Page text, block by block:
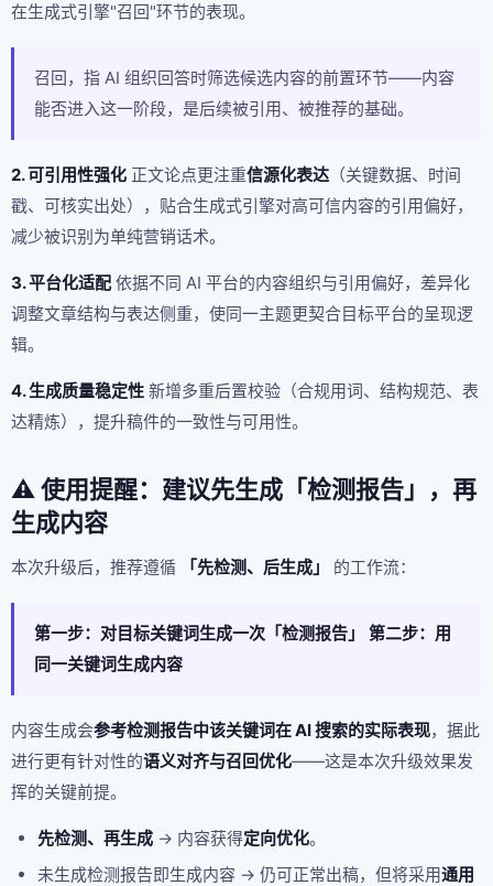
在生成式引擎"召回"环节的表现。
召回，指 AI 组织回答时筛选候选内容的前置环节——内容
能否进入这一阶段，是后续被引用、被推荐的基础。
2. 可引用性强化 正文论点更注重信源化表达 （关键数据、时间
戳、可核实出处），贴合生成式引擎对高可信内容的引用偏好，
减少被识别为单纯营销话术。
3. 平台化适配依据不同 AI 平台的内容组织与引用偏好，差异化
调整文章结构与表达侧重，使同一主题更契合目标平台的呈现逻
辑。
4. 生成质量稳定性 新增多重后置校验（合规用词、结构规范、表
达精炼），提升稿件的一致性与可用性。
⚠️ 使用提醒：建议先生成「检测报告」，再
生成内容
本次升级后，推荐遵循 「先检测、后生成」 的工作流：
第一步：对目标关键词生成一次「检测报告」
第二步：用
同一关键词生成内容
内容生成会参考检测报告中该关键词在 AI 搜索的实际表现，据此
进行更有针对性的语义对齐与召回优化——这是本次升级效果发
挥的关键前提。
先检测、再生成 → 内容获得定向优化。
未生成检测报告即生成内容 → 仍可正常出稿，但将采用通用